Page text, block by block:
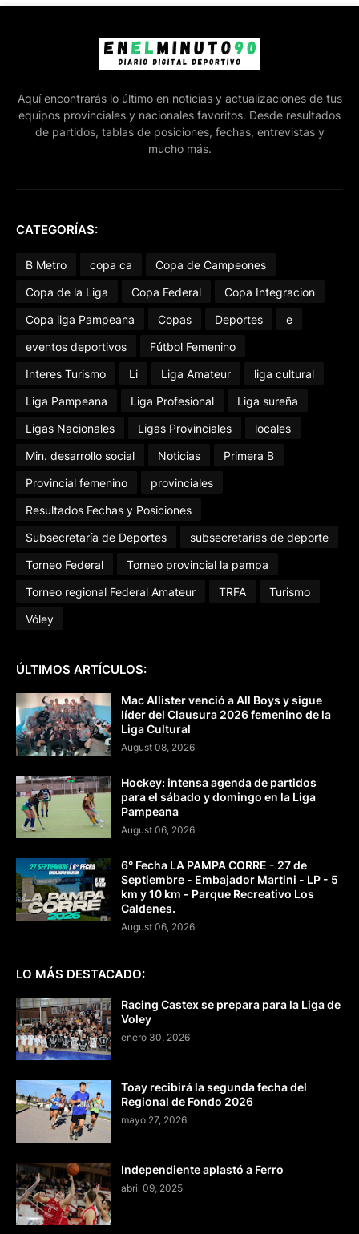
Aquí encontrarás lo último en noticias y actualizaciones de tus
equipos provinciales y nacionales favoritos. Desde resultados
de partidos, tablas de posiciones, fechas, entrevistas y
mucho más.
CATEGORÍAS:
B Metro copa ca
Copa de Campeones
Copa de la Liga
Copa Federal
Copa Integracion
Copa liga Pampeana
Copas Deportes
e
eventos deportivos
Fútbol Femenino
Interes Turismo
Li Liga Amateur
liga cultural
Liga Pampeana
Liga Profesional
Liga sureña
Ligas Nacionales
Ligas Provinciales
locales
Min. desarrollo social
Noticias
Primera B
Provincial femenino
provinciales
Resultados Fechas y Posiciones
Subsecretaría de Deportes
subsecretarias de deporte
Torneo Federal
Torneo provincial la pampa
Torneo regional Federal Amateur
TRFA
Turismo
Vóley
ÚLTIMOS ARTÍCULOS:
Mac Allister venció a All Boys y sigue
líder del Clausura 2026 femenino de la
Liga Cultural
August 08, 2026
Hockey: intensa agenda de partidos
para el sábado y domingo en la Liga
Pampeana
August 06, 2026
6° Fecha LA PAMPA CORRE - 27 de
Septiembre - Embajador Martini - LP - 5
km y 10 km - Parque Recreativo Los
Caldenes.
August 06, 2026
LO MÁS DESTACADO:
Racing Castex se prepara para la Liga de
Voley
enero 30, 2026
Toay recibirá la segunda fecha del
Regional de Fondo 2026
mayo 27, 2026
Independiente aplastó a Ferro
abril 09, 2025